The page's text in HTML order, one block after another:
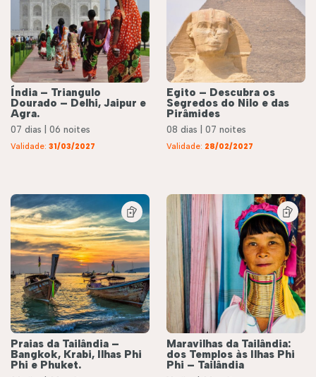
Roteiros
Índia – Triangulo
Dourado – Delhi, Jaipur e
Agra.
07 dias | 06 noites
Validade: 31/03/2027
Egito – Descubra os
Segredos do Nilo e das
Pirâmides
08 dias | 07 noites
Validade: 28/02/2027
Praias da Tailândia –
Bangkok, Krabi, Ilhas Phi
Phi e Phuket.
Maravilhas da Tailândia:
dos Templos às Ilhas Phi
Phi – Tailândia